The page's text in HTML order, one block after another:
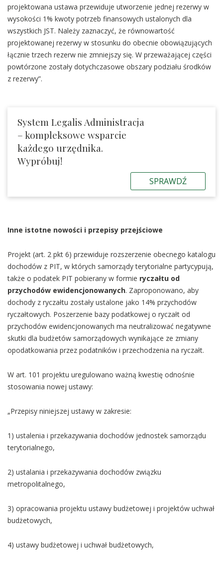
projektowana ustawa przewiduje utworzenie jednej rezerwy w
wysokości 1% kwoty potrzeb finansowych ustalonych dla
wszystkich JST. Należy zaznaczyć, że równowartość
projektowanej rezerwy w stosunku do obecnie obowiązujących
łącznie trzech rezerw nie zmniejszy się. W przeważającej części
powtórzone zostały dotychczasowe obszary podziału środków
z rezerwy”.
System Legalis Administracja
– kompleksowe wsparcie
każdego urzędnika.
Wypróbuj!
SPRAWDŹ
Inne istotne nowości i przepisy przejściowe
Projekt (art. 2 pkt 6) przewiduje rozszerzenie obecnego katalogu
dochodów z PIT, w których samorządy terytorialne partycypują,
także o podatek PIT pobierany w formie ryczałtu od
przychodów ewidencjonowanych. Zaproponowano, aby
dochody z ryczałtu zostały ustalone jako 14% przychodów
ryczałtowych. Poszerzenie bazy podatkowej o ryczałt od
przychodów ewidencjonowanych ma neutralizować negatywne
skutki dla budżetów samorządowych wynikające ze zmiany
opodatkowania przez podatników i przechodzenia na ryczałt.
W art. 101 projektu uregulowano ważną kwestię odnośnie
stosowania nowej ustawy:
„Przepisy niniejszej ustawy w zakresie:
1) ustalenia i przekazywania dochodów jednostek samorządu
terytorialnego,
2) ustalania i przekazywania dochodów związku
metropolitalnego,
3) opracowania projektu ustawy budżetowej i projektów uchwał
budżetowych,
4) ustawy budżetowej i uchwał budżetowych,